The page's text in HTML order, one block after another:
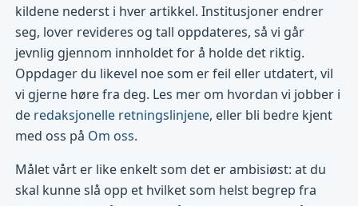
kildene nederst i hver artikkel. Institusjoner endrer
seg, lover revideres og tall oppdateres, så vi går
jevnlig gjennom innholdet for å holde det riktig.
Oppdager du likevel noe som er feil eller utdatert, vil
vi gjerne høre fra deg. Les mer om hvordan vi jobber i
de redaksjonelle retningslinjene, eller bli bedre kjent
med oss på Om oss.
Målet vårt er like enkelt som det er ambisiøst: at du
skal kunne slå opp et hvilket som helst begrep fra